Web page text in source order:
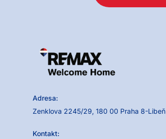
Adresa:
Zenklova 2245/29, 180 00 Praha 8-Libeň
Kontakt: